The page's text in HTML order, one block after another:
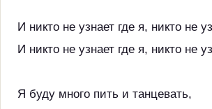
И никто не узнает где я, никто не
И никто не узнает где я, никто не
Я буду много пить и танцевать,